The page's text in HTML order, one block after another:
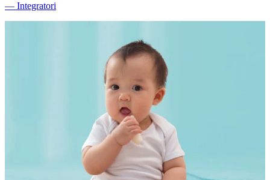
― Integratori